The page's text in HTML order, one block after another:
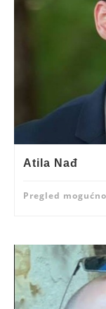
Atila Nađ
Pregled